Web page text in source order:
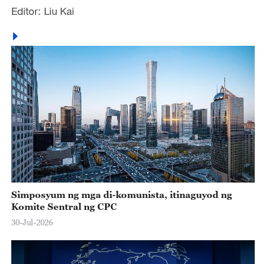
Editor: Liu Kai
Simposyum ng mga di-komunista, itinaguyod ng
Komite Sentral ng CPC
30-Jul-2026